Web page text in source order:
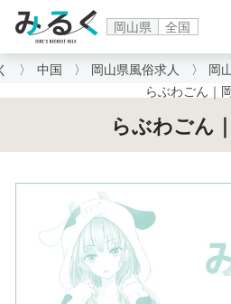
岡山県 全国
中国 岡山県風俗求人 岡
らぶわごん｜
らぶわごん